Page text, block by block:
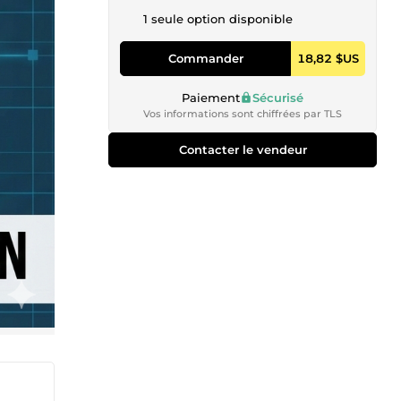
1 seule option disponible
Commander 18,82 $US
Paiement Sécurisé
Vos informations sont chiffrées par TLS
Contacter le vendeur